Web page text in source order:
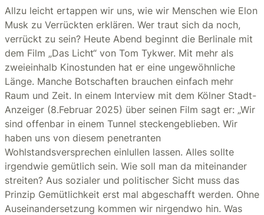
Allzu leicht ertappen wir uns, wie wir Menschen wie Elon
Musk zu Verrückten erklären. Wer traut sich da noch,
verrückt zu sein? Heute Abend beginnt die Berlinale mit
dem Film „Das Licht“ von Tom Tykwer. Mit mehr als
zweieinhalb Kinostunden hat er eine ungewöhnliche
Länge. Manche Botschaften brauchen einfach mehr
Raum und Zeit. In einem Interview mit dem Kölner Stadt-
Anzeiger (8.Februar 2025) über seinen Film sagt er: „Wir
sind offenbar in einem Tunnel steckengeblieben. Wir
haben uns von diesem penetranten
Wohlstandsversprechen einlullen lassen. Alles sollte
irgendwie gemütlich sein. Wie soll man da miteinander
streiten? Aus sozialer und politischer Sicht muss das
Prinzip Gemütlichkeit erst mal abgeschafft werden. Ohne
Auseinandersetzung kommen wir nirgendwo hin. Was